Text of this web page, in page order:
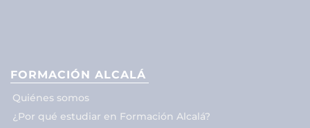
FORMACIÓN ALCALÁ
Quiénes somos
¿Por qué estudiar en Formación Alcalá?